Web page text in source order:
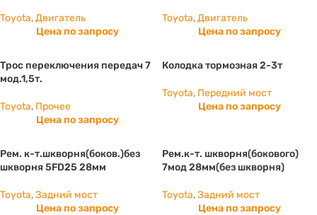
Toyota,Двигатель
Цена по запросу
Toyota,Двигатель
Цена по запросу
Трос переключения передач 7
мод.1,5т.
Toyota, Прочее
Цена по запросу
Колодка тормозная 2-3т
Toyota, Передний мост
Цена по запросу
Рем. к-т.шкворня(боков.)без
шкворня 5FD25 28мм
Toyota,Задний мост
Цена по запросу
Рем.к-т. шкворня(бокового)
7мод 28мм(без шкворня)
Toyota,Задний мост
Цена по запросу